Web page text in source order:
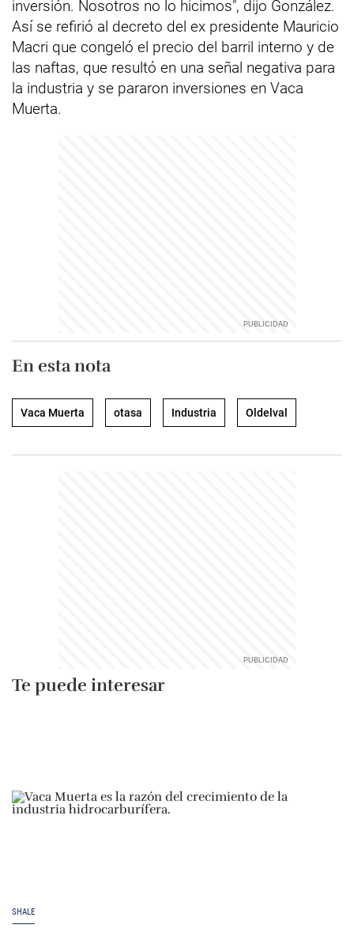
inversión. Nosotros no lo hicimos", dijo González.
Así se refirió al decreto del ex presidente Mauricio
Macri que congeló el precio del barril interno y de
las naftas, que resultó en una señal negativa para
la industria y se pararon inversiones en Vaca
Muerta.
En esta nota
Vaca Muerta otasa Industria Oldelval
Te puede interesar
SHALE